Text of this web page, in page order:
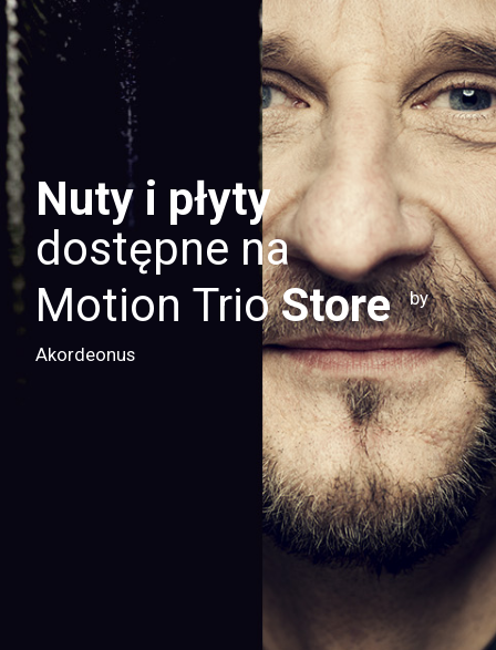
Nuty i płyty
dostępne na
Motion TrioStore by
Akordeonus